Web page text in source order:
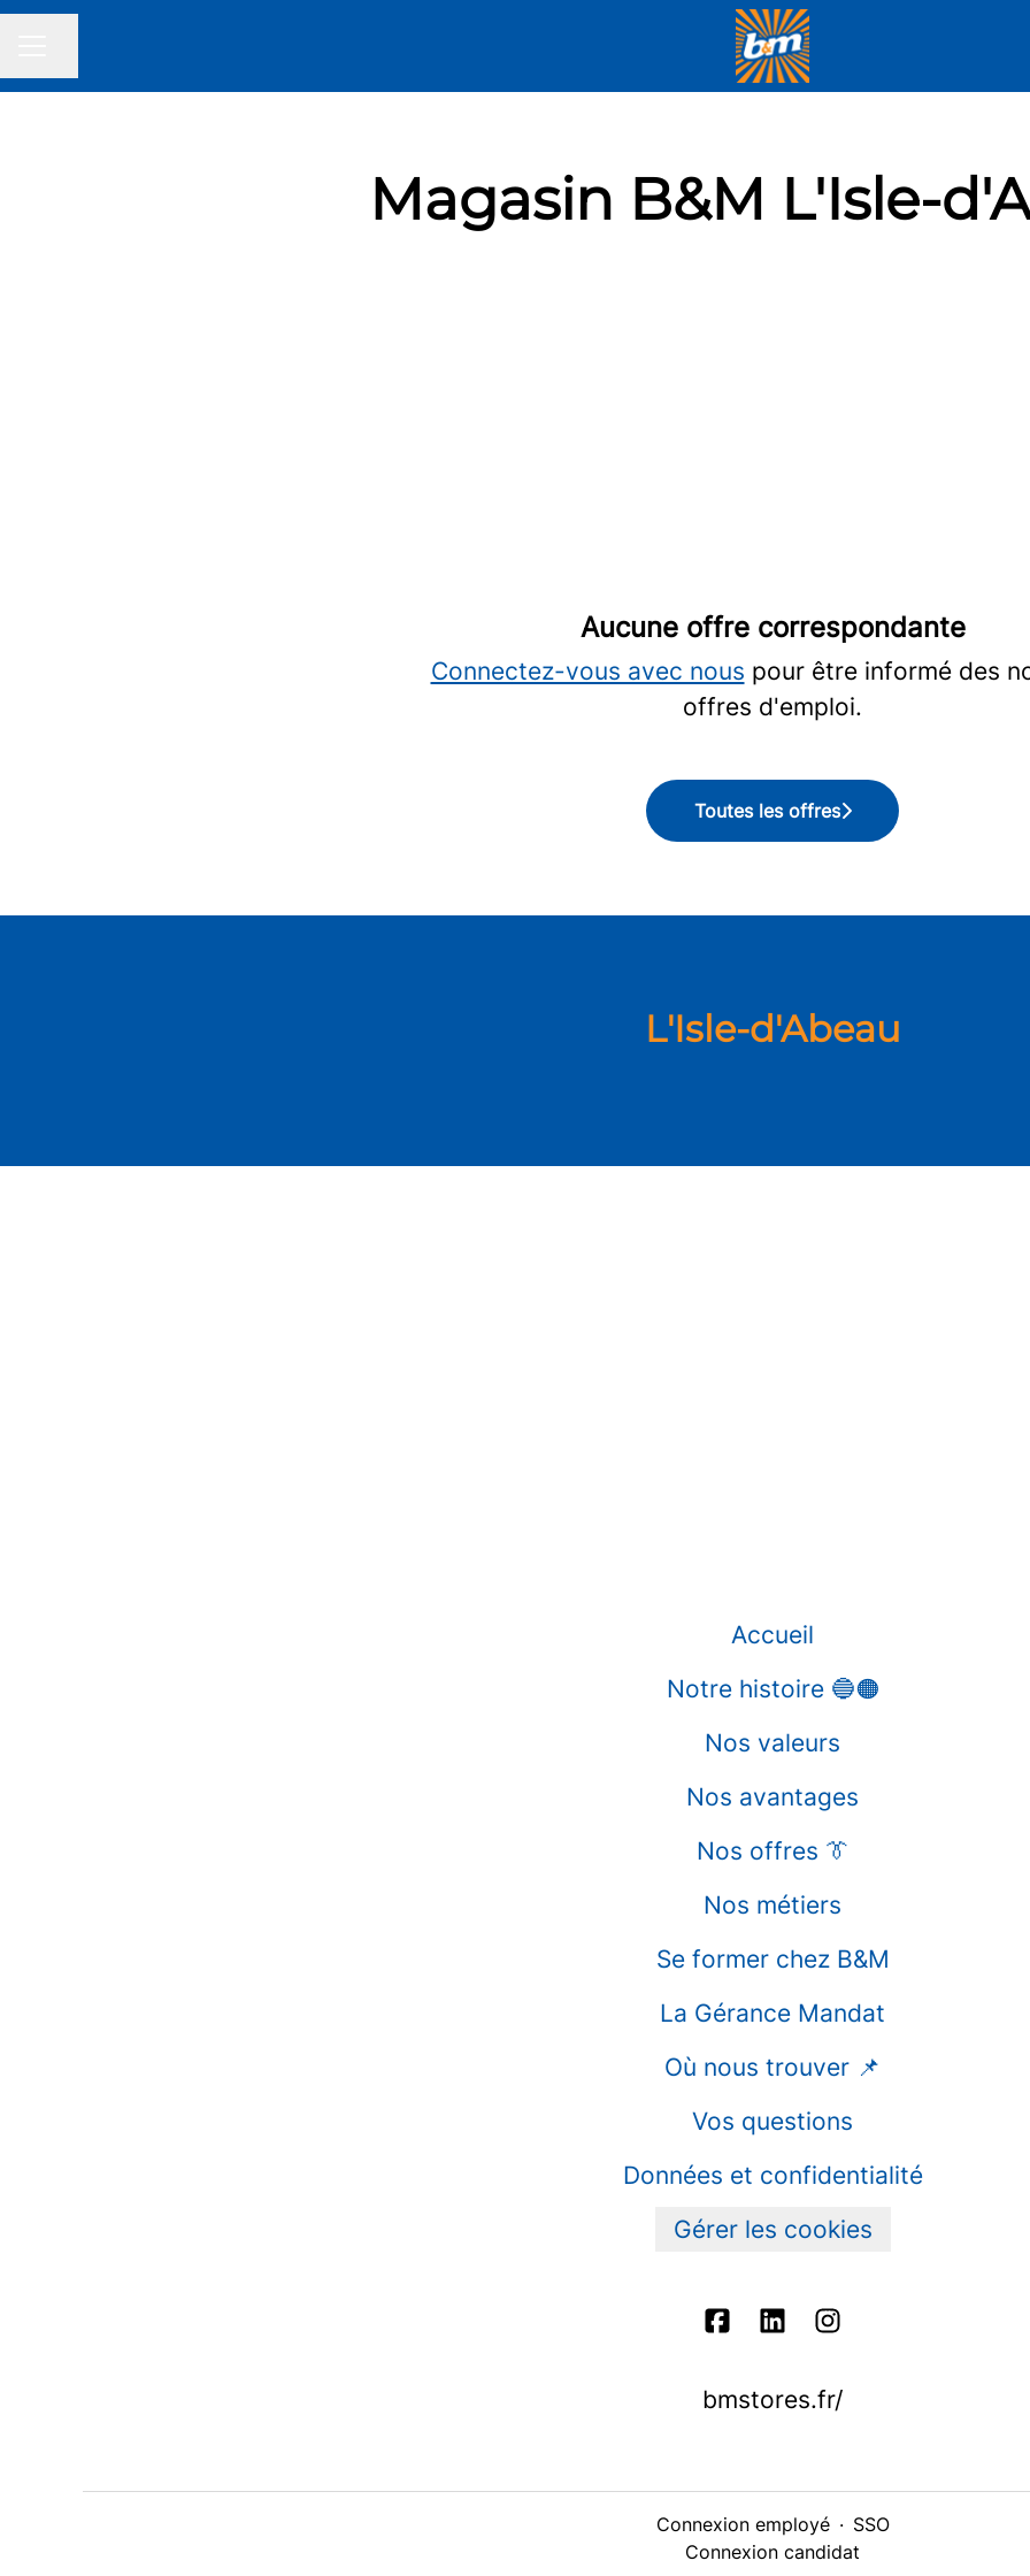
Magasin B&M L'Isle-
Aucune offre correspondante
Connectez-vous avec nous pour être informé des
offres d'emploi.
Toutes les offres
L'Isle-d'Abeau
Accueil
Notre histoire 🔵🟠
Nos valeurs
Nos avantages
Nos offres 👔
Nos métiers
Se former chez B&M
La Gérance Mandat
Où nous trouver 📌
Vos questions
Données et confidentialité
Gérer les cookies
bmstores.fr/
Connexion employé · SSO
Connexion candidat